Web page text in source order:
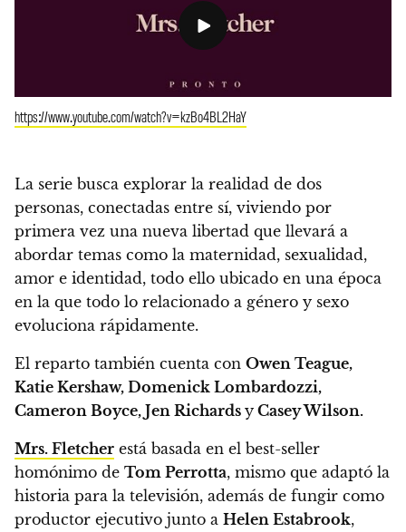
https://www.youtube.com/watch?v=kzBo4BL2HaY
La serie busca explorar la realidad de dos
personas, conectadas entre sí, viviendo por
primera vez una nueva libertad que llevará a
abordar temas como la maternidad, sexualidad,
amor e identidad, todo ello ubicado en una época
en la que todo lo relacionado a género y sexo
evoluciona rápidamente.
El reparto también cuenta con Owen Teague,
Katie Kershaw, Domenick Lombardozzi,
Cameron Boyce, Jen Richards y Casey Wilson.
Mrs. Fletcher está basada en el best-seller
homónimo de Tom Perrotta, mismo que adaptó la
historia para la televisión, además de fungir como
productor ejecutivo junto a Helen Estabrook,